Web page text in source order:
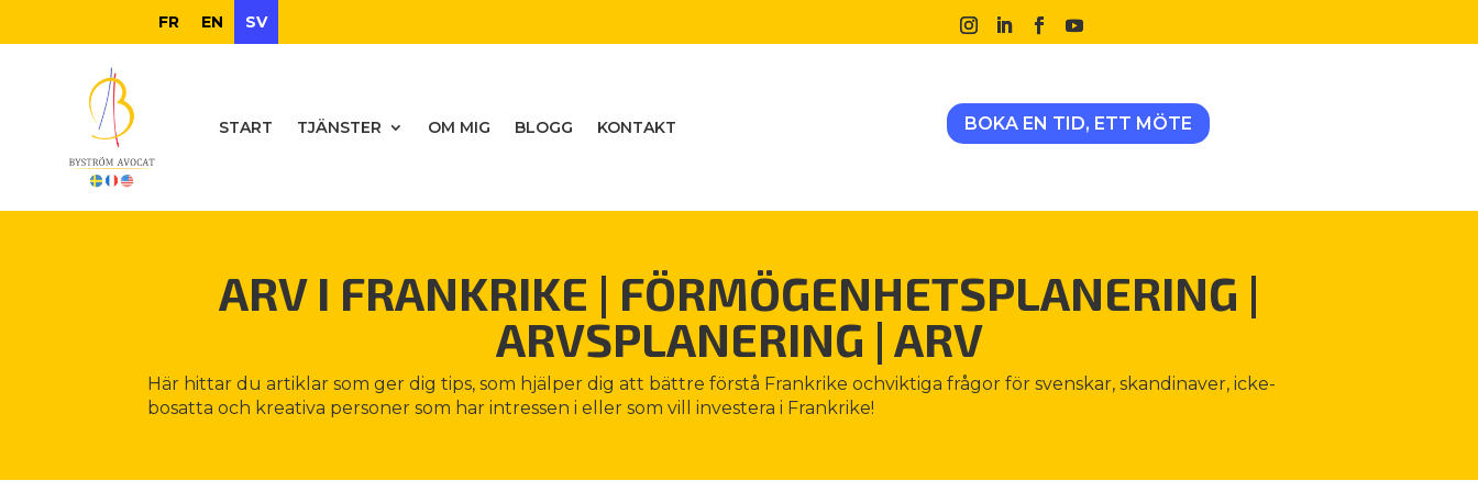
FR EN SV
START TJÄNSTER OM MIG BLOGG KONTAKT BOKA EN TID, ETT MÖTE
ARV I FRANKRIKE | FÖRMÖGENHETSPLANERING |
ARVSPLANERING | ARV
Här hittar du artiklar som ger dig tips, som hjälper dig att bättre förstå Frankrike ochviktiga frågor för svenskar, skandinaver, icke-
bosatta och kreativa personer som har intressen i eller som vill investera i Frankrike!